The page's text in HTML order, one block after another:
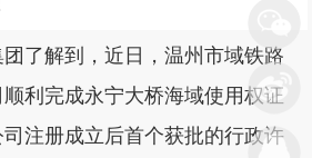
了解到，近日，温州市域铁路
利完成永宁大桥海域使用权证
注册成立后首个获批的行政许